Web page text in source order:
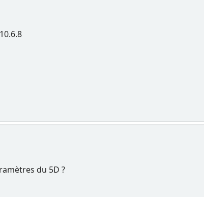
du 5D ?